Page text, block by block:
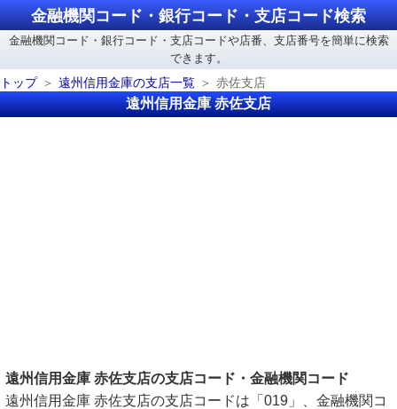
金融機関コード・銀行コード・支店コード検索
金融機関コード・銀行コード・支店コードや店番、支店番号を簡単に検索
できます。
トップ
遠州信用金庫の支店一覧 赤佐支店
遠州信用金庫 赤佐支店
遠州信用金庫 赤佐支店の支店コード・金融機関コード
遠州信用金庫 赤佐支店の支店コードは「019」、金融機関コ